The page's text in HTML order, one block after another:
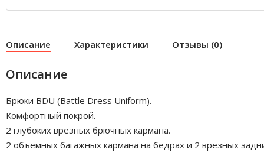
Описание Характеристики Отзывы (0)
Описание
Брюки BDU (Battle Dress Uniform).
Комфортный покрой.
2 глубоких врезных брючных кармана.
2 объемных багажных кармана на бедрах и 2 врезных